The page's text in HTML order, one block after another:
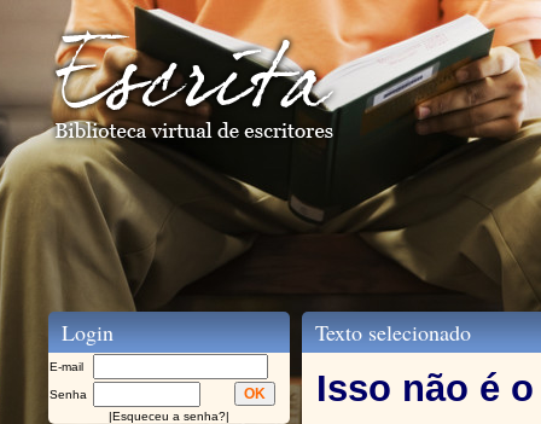
Login
E-mail
Senha
|Esqueceu a senha?|
Texto selecionado
Isso não é